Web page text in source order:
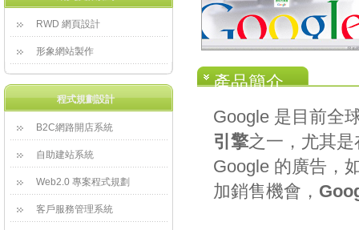
RWD 網頁設計
形象網站製作
程式規劃設計
B2C網路開店系統
自助建站系統
Web2.0 專案程式規劃
客戶服務管理系統
產品簡介
Google 是目前全
引擎之一，尤其
Google 的廣告，
加銷售機會，